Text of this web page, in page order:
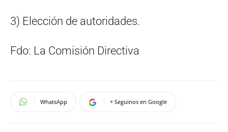
3) Elección de autoridades.
Fdo: La Comisión Directiva
WhatsApp + Seguinos en Google